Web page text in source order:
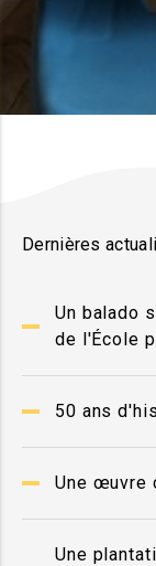
Dernières
Un balado
de l'École
50 ans
Une œuvre
Une